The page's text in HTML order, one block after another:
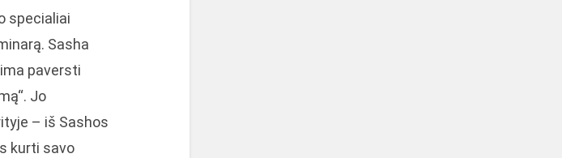
specialiai
Sasha
paversti
Jo
– iš Sashos
kurti savo